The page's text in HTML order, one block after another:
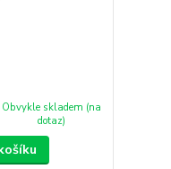
Obvykle skladem (na
dotaz)